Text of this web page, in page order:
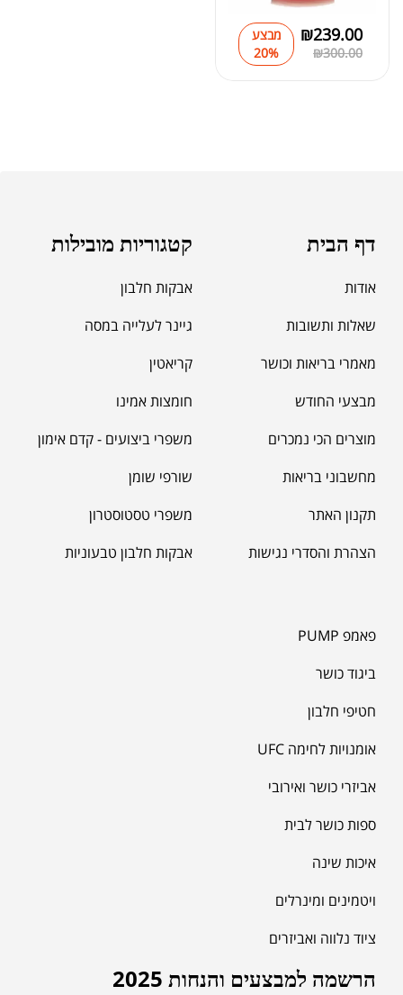
₪300.00
₪239.00
מבצע
20%
דף הבית
אודות
שאלות ותשובות
מאמרי בריאות וכושר
מבצעי החודש
מוצרים הכי נמכרים
מחשבוני בריאות
תקנון האתר
הצהרת והסדרי נגישות
קטגוריות מובילות
אבקות חלבון
גיינר לעלייה במסה
קריאטין
חומצות אמינו
משפרי ביצועים - קדם אימון
שורפי שומן
משפרי טסטוסטרון
אבקות חלבון טבעוניות
פאמפ PUMP
ביגוד כושר
חטיפי חלבון
אומנויות לחימה UFC
אביזרי כושר ואירובי
ספות כושר לבית
איכות שינה
ויטמינים ומינרלים
ציוד נלווה ואביזרים
הרשמה למבצעים והנחות 2025